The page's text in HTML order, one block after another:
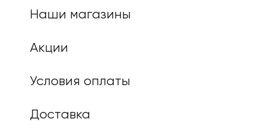
Наши магазины
Акции
Условия оплаты
Доставка